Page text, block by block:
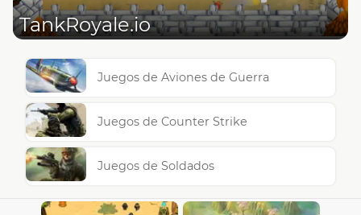
TankRoyale.io
Juegos de Aviones de Guerra
Juegos de Counter Strike
Juegos de Soldados